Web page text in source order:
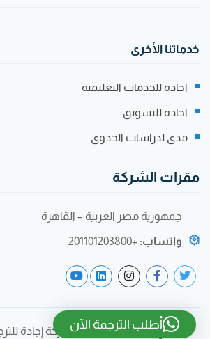
خدماتنا الأخرى
اجادة للخدمات التعليمية
اجادة للتسويق
مدى لدراسات الجدوى
مقرات الشركة
جمهورية مصر العربية – القاهرة
واتساب: +201101203800
جميع الحقوق محفوظة لشركة إجادة للترجمة
أطلب الترجمة الآن